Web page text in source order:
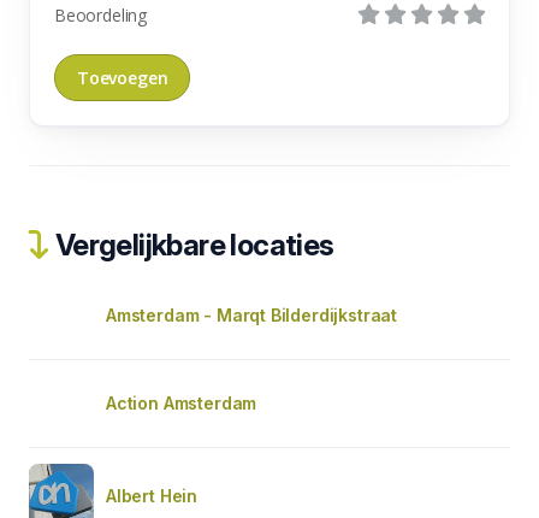
Beoordeling
Vergelijkbare locaties
Amsterdam - Marqt Bilderdijkstraat
Action Amsterdam
Albert Hein